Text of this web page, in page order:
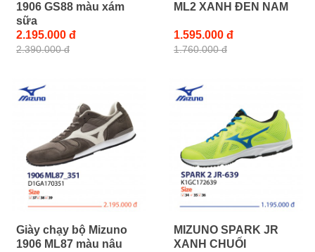
1906 GS88 màu xám
sữa
2.195.000 đ
2.390.000 đ
ML2 XANH ĐEN NAM
1.595.000 đ
1.760.000 đ
Giày chạy bộ Mizuno
1906 ML87 màu nâu
MIZUNO SPARK JR
XANH CHUỐI